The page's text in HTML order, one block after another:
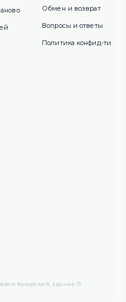
Обмен и возврат
Вопросы и ответы
Политика конфид-ти
Кочорский, здание 15